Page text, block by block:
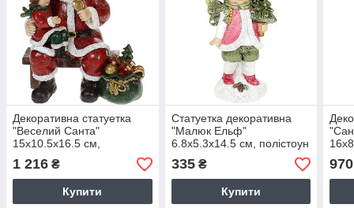
Декоративна статуетка
"Веселий Санта"
15х10.5х16.5 см,
полістоун, червоний
1 216 ₴
Купити
Статуетка декоративна
"Малюк Ельф"
6.8х5.3х14.5 см, полістоун
335₴
Купити
970